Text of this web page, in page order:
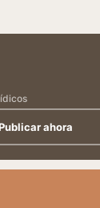
ahora